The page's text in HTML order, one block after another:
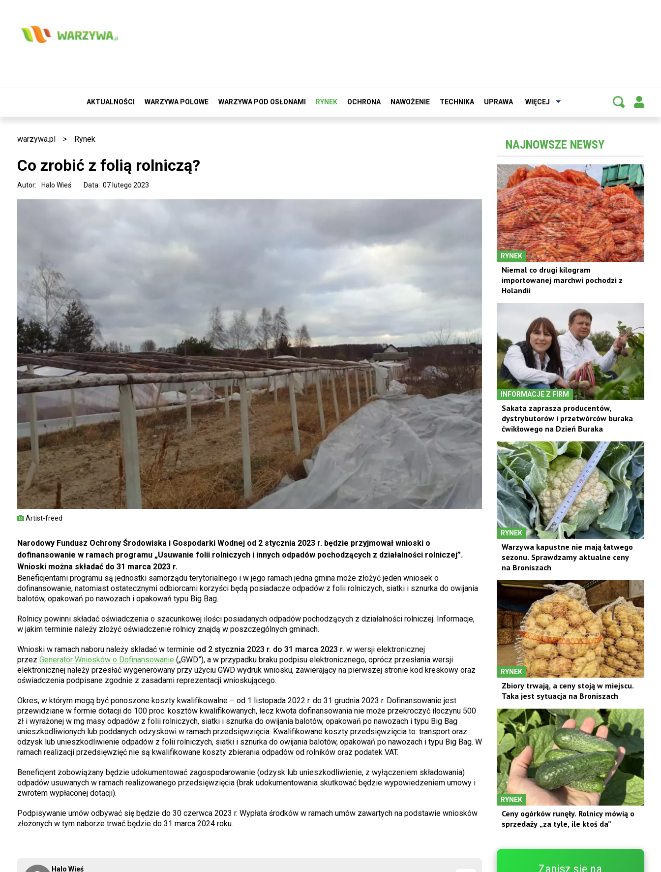
AKTUALNOŚCI WARZYWA POLOWE WARZYWA POD OSŁONAMI RYNEK OCHRONA NAWOŻENIE TECHNIKA UPRAWA WIĘCEJ
warzywa.pl > Rynek
Artist-freed
Co zrobić z folią rolniczą?
Data: 07 lutego 2023
Autor: Halo Wieś
Halo Wieś
Narodowy Fundusz Ochrony Środowiska i Gospodarki Wodnej od 2 stycznia 2023 r. będzie przyjmował wnioski o
dofinansowanie w ramach programu „Usuwanie folii rolniczych i innych odpadów pochodzących z działalności rolniczej”.
Wnioski można składać do 31 marca 2023 r.
Beneficjentami programu są jednostki samorządu terytorialnego i w jego ramach jedna gmina może złożyć jeden wniosek o
dofinansowanie, natomiast ostatecznymi odbiorcami korzyści będą posiadacze odpadów z folii rolniczych, siatki i sznurka do owijania
balotów, opakowań po nawozach i opakowań typu Big Bag.
Rolnicy powinni składać oświadczenia o szacunkowej ilości posiadanych odpadów pochodzących z działalności rolniczej. Informacje,
w jakim terminie należy złożyć oświadczenie rolnicy znajdą w poszczególnych gminach.
Wnioski w ramach naboru należy składać w terminieod 2 stycznia 2023 r. do 31 marca 2023 r. w wersji elektronicznej
przez Generator Wniosków o Dofinansowanie („GWD”), a w przypadku braku podpisu elektronicznego, oprócz przesłania wersji
elektronicznej należy przesłać wygenerowany przy użyciu GWD wydruk wniosku, zawierający na pierwszej stronie kod kreskowy oraz
oświadczenia podpisane zgodnie z zasadami reprezentacji wnioskującego.
Okres, w którym mogą być ponoszone koszty kwalifikowalne – od 1 listopada 2022 r. do 31 grudnia 2023 r. Dofinansowanie jest
przewidziane w formie dotacji do 100 proc. kosztów kwalifikowanych, lecz kwota dofinansowania nie może przekroczyć iloczynu 500
zł i wyrażonej w mg masy odpadów z folii rolniczych, siatki i sznurka do owijania balotów, opakowań po nawozach i typu Big Bag
unieszkodliwionych lub poddanych odzyskowi w ramach przedsięwzięcia. Kwalifikowane koszty przedsięwzięcia to: transport oraz
odzysk lub unieszkodliwienie odpadów z folii rolniczych, siatki i sznurka do owijania balotów, opakowań po nawozach i typu Big Bag. W
ramach realizacji przedsięwzięć nie są kwalifikowane koszty zbierania odpadów od rolników oraz podatek VAT.
Beneficjent zobowiązany będzie udokumentować zagospodarowanie (odzysk lub unieszkodliwienie, z wyłączeniem składowania)
odpadów usuwanych w ramach realizowanego przedsięwzięcia (brak udokumentowania skutkować będzie wypowiedzeniem umowy i
zwrotem wypłaconej dotacji).
Podpisywanie umów odbywać się będzie do 30 czerwca 2023 r. Wypłata środków w ramach umów zawartych na podstawie wniosków
złożonych w tym naborze trwać będzie do 31 marca 2024 roku.
NAJNOWSZE NEWSY
RYNEK
Niemal co drugi kilogram
importowanej marchwi pochodzi z
Holandii
INFORMACJE Z FIRM
Sakata zaprasza producentów,
dystrybutorów i przetwórców buraka
ćwikłowego na Dzień Buraka
RYNEK
Warzywa kapustne nie mają łatwego
sezonu. Sprawdzamy aktualne ceny
na Broniszach
RYNEK
Zbiory trwają, a ceny stoją w miejscu.
Taka jest sytuacja na Broniszach
RYNEK
Ceny ogórków runęły. Rolnicy mówią o
sprzedaży „za tyle, ile ktoś da”
Zapisz się na